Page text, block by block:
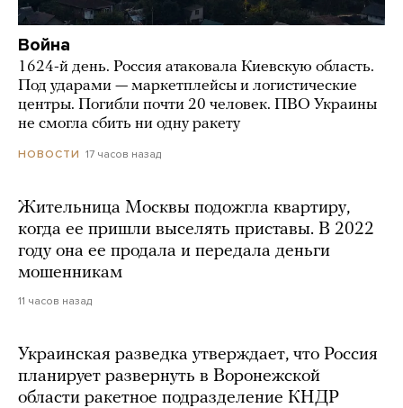
Война
1624-й день. Россия атаковала Киевскую область.
Под ударами — маркетплейсы и логистические
центры. Погибли почти 20 человек. ПВО Украины
не смогла сбить ни одну ракету
НОВОСТИ 17 часов назад
Жительница Москвы подожгла квартиру,
когда ее пришли выселять приставы. В 2022
году она ее продала и передала деньги
мошенникам
11 часов назад
Украинская разведка утверждает, что Россия
планирует развернуть в Воронежской
области ракетное подразделение КНДР